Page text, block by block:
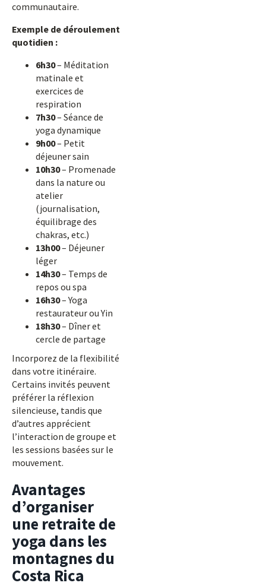
communautaire.
Exemple de déroulement
quotidien :
6h30– Méditation
matinale et
exercices de
respiration
7h30– Séance de
yoga dynamique
9h00– Petit
déjeuner sain
10h30– Promenade
dans la nature ou
atelier
(journalisation,
équilibrage des
chakras, etc.)
13h00– Déjeuner
léger
14h30– Temps de
repos ou spa
16h30– Yoga
restaurateur ou Yin
18h30– Dîner et
cercle de partage
Incorporez de la flexibilité
dans votre itinéraire.
Certains invités peuvent
préférer la réflexion
silencieuse, tandis que
d’autres apprécient
l’interaction de groupe et
les sessions basées sur le
mouvement.
Avantages
d’organiser
une retraite de
yoga dans les
montagnes du
Costa Rica